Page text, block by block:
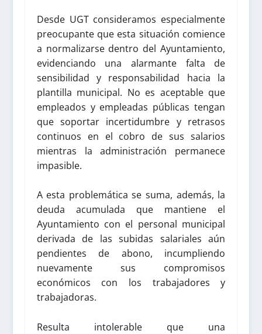
Desde UGT consideramos especialmente
preocupante que esta situación comience
a normalizarse dentro del Ayuntamiento,
evidenciando una alarmante falta de
sensibilidad y responsabilidad hacia la
plantilla municipal. No es aceptable que
empleados y empleadas públicas tengan
que soportar incertidumbre y retrasos
continuos en el cobro de sus salarios
mientras la administración permanece
impasible.
A esta problemática se suma, además, la
deuda acumulada que mantiene el
Ayuntamiento con el personal municipal
derivada de las subidas salariales aún
pendientes de abono, incumpliendo
nuevamente sus compromisos
económicos con los trabajadores y
trabajadoras.
Resulta intolerable que una